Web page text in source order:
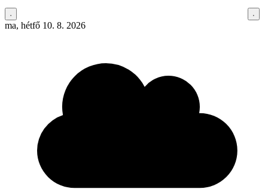
ma, hétfő 10. 8. 2026